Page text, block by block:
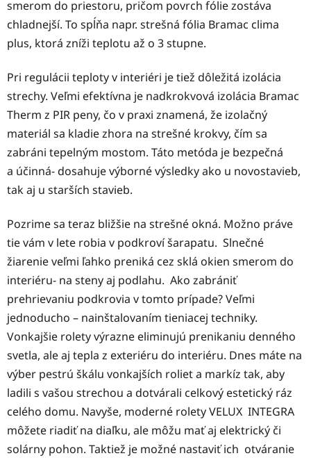
smerom do priestoru, pričom povrch fólie zostáva
chladnejší. To spĺňa napr. strešná fólia Bramac clima
plus, ktorá zníži teplotu až o 3 stupne.
Pri regulácii teploty v interiéri je tiež dôležitá izolácia
strechy. Veľmi efektívna je nadkrokvová izolácia Bramac
Therm z PIR peny, čo v praxi znamená, že izolačný
materiál sa kladie zhora na strešné krokvy, čím sa
zabráni tepelným mostom. Táto metóda je bezpečná
a účinná- dosahuje výborné výsledky ako u novostavieb,
tak aj u starších stavieb.
Pozrime sa teraz bližšie na strešné okná. Možno práve
tie vám v lete robia v podkroví šarapatu. Slnečné
žiarenie veľmi ľahko preniká cez sklá okien smerom do
interiéru- na steny aj podlahu. Ako zabrániť
prehrievaniu podkrovia v tomto prípade? Veľmi
jednoducho – nainštalovaním tieniacej techniky.
Vonkajšie rolety výrazne eliminujú prenikaniu denného
svetla, ale aj tepla z exteriéru do interiéru. Dnes máte na
výber pestrú škálu vonkajších roliet a markíz tak, aby
ladili s vašou strechou a dotvárali celkový estetický ráz
celého domu. Navyše, moderné rolety VELUX INTEGRA
môžete riadiť na diaľku, ale môžu mať aj elektrický či
solárny pohon. Taktiež je možné nastaviť ich otváranie